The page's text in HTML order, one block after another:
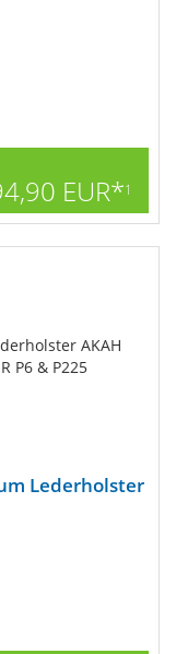
EUR*1
Lederholster